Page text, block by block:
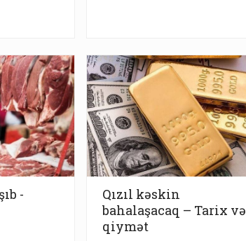
-
Qızıl kəskin
bahalaşacaq – Tarix və
qiymət